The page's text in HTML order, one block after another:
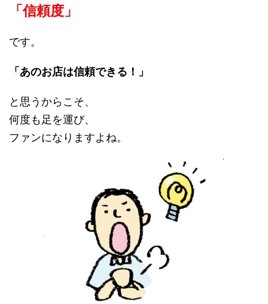
「信頼度」
です。
「あのお店は信頼できる！」
と思うからこそ、
何度も足を運び、
ファンになりますよね。